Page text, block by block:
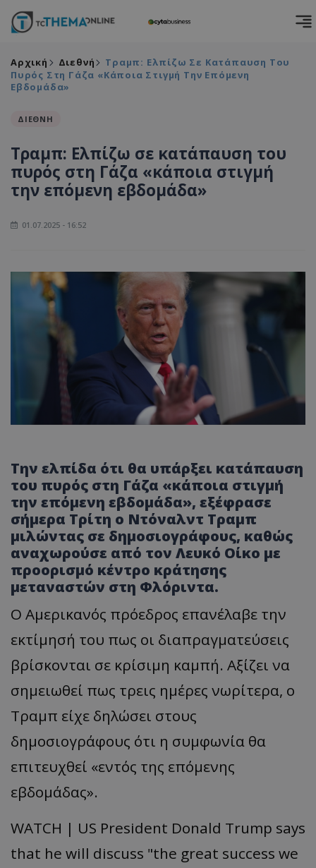
Αρχική Διεθνή
Τραμπ: Ελπίζω Σε Κατάπαυση Του
Πυρός Στη Γάζα «κάποια Στιγμή Την Επόμενη
Εβδομάδα»
ΔΙΕΘΝΗ
Τραμπ: Ελπίζω σε κατάπαυση του
πυρός στη Γάζα «κάποια στιγμή
την επόμενη εβδομάδα»
01.07.2025 - 16:52
Την ελπίδα ότι θα υπάρξει κατάπαυση
του πυρός στη Γάζα «κάποια στιγμή
την επόμενη εβδομάδα», εξέφρασε
σήμερα Τρίτη ο Ντόναλντ Τραμπ
μιλώντας σε δημοσιογράφους, καθώς
αναχωρούσε από τον Λευκό Οίκο με
προορισμό κέντρο κράτησης
μεταναστών στη Φλόριντα.
Ο Αμερικανός πρόεδρος επανέλαβε την
εκτίμησή του πως οι διαπραγματεύσεις
βρίσκονται σε κρίσιμη καμπή. Αξίζει να
σημειωθεί πως τρεις ημέρες νωρίτερα, ο
Τραμπ είχε δηλώσει στους
δημοσιογράφους ότι η συμφωνία θα
επιτευχθεί «εντός της επόμενης
εβδομάδας».
WATCH | US President Donald Trump says
that he will discuss "the great success we